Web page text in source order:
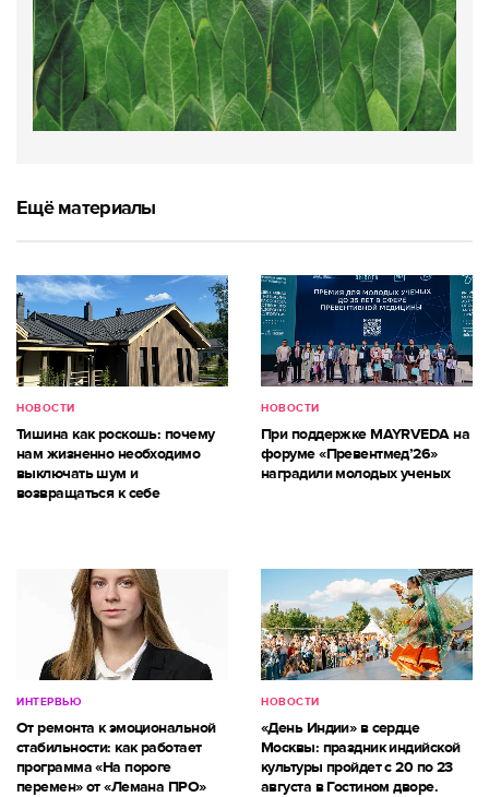
Ещё материалы
НОВОСТИ
Тишина как роскошь: почему
нам жизненно необходимо
выключать шум и
возвращаться к себе
НОВОСТИ
При поддержке MAYRVEDA на
форуме «Превентмед’26»
наградили молодых ученых
ИНТЕРВЬЮ
От ремонта к эмоциональной
стабильности: как работает
программа «На пороге
перемен» от «Лемана ПРО»
НОВОСТИ
«День Индии» в сердце
Москвы: праздник индийской
культуры пройдет с 20 по 23
августа в Гостином дворе.